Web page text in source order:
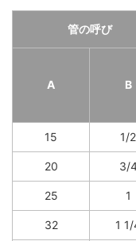
管の呼び
A B
15 1/2
20 3/
25 1
32 1